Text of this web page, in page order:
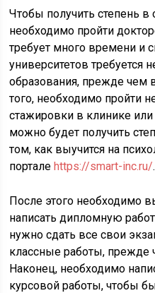
Чтобы получить степень в
необходимо пройти
требует много времени и
университетов требуется
образования, прежде чем
того, необходимо пройти
стажировки в клинике
можно будет получить
том, как выучится на
порталеhttps://smart-inc.ru/.
После этого необходимо
написать дипломную
нужно сдать все свои
классные работы, прежде
Наконец, необходимо
курсовой работы, чтобы